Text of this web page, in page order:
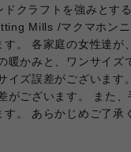
クラフトを強みとす
Mills /マクマホンニ
。 各家庭の女性達が
暖かみと、ワンサイズ
ズ誤差がございます
ございます。 また、
。 あらかじめご了承